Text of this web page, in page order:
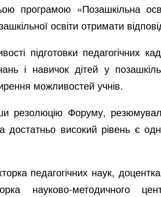
програмою «Позашкільна
освіти отримати
підготовки педагогічних
і навичок дітей у
можливостей учнів.
резолюцію Форуму,
достатньо високий рівень є
педагогічних наук,
науково-методичного